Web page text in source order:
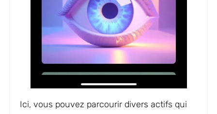
Ici, vous pouvez parcourir divers actifs qui